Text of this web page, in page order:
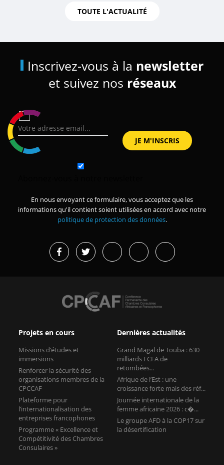
TOUTE L'ACTUALITÉ
Inscrivez-vous à la newsletter
et suivez nos réseaux
En nous envoyant ce formulaire, vous acceptez que les
informations qu'il contient soient utilisées en accord avec notre
politique de protection des données.
Projets en cours
Missions d’études et
immersions
Renforcer la sécurité des
organisations membres de la
CPCCAF
Plateforme pour
l’internationalisation des
entreprises francophones
Programme « Excellence et
Compétitivité des Chambres
Consulaires »
Dernières actualités
Grand Magal de Touba : 630
milliards FCFA de
retombées...
Afrique de l’Est : une
croissance forte mais des réf...
Journée internationale de la
femme africaine 2026 : c�...
Le groupe AFD à la COP17 sur
la désertification